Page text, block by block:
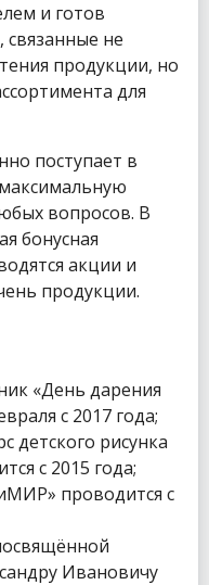
и готов
не
продукции, но
для
поступает в
вопросов. В
бонусная
акции и
продукции.
«День дарения
с 2017 года;
детского рисунка
с 2015 года;
проводится с
Ивановичу